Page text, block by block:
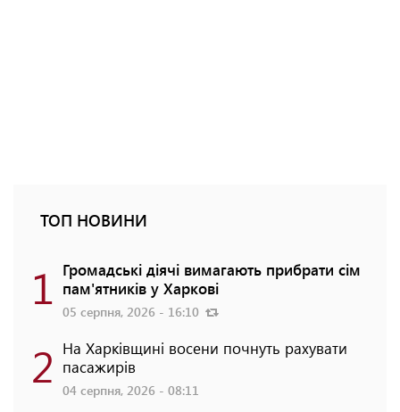
ТОП НОВИНИ
1 Громадські діячі вимагають прибрати сім
пам'ятників у Харкові
05 серпня, 2026 - 16:10
2 На Харківщині восени почнуть рахувати
пасажирів
04 серпня, 2026 - 08:11